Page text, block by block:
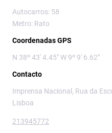
Autocarros: 58
Metro: Rato
Coordenadas GPS
N 38º 43' 4.45" W 9º 9' 6.62"
Contacto
Imprensa Nacional, Rua da
Lisboa
213945772